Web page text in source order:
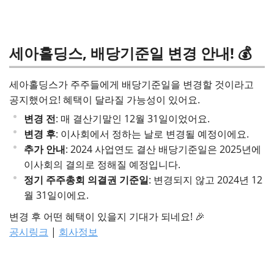
세아홀딩스, 배당기준일 변경 안내! 💰
세아홀딩스가 주주들에게 배당기준일을 변경할 것이라고
공지했어요! 혜택이 달라질 가능성이 있어요.
변경 전: 매 결산기말인 12월 31일이었어요.
변경 후: 이사회에서 정하는 날로 변경될 예정이에요.
추가 안내: 2024 사업연도 결산 배당기준일은 2025년에
이사회의 결의로 정해질 예정입니다.
정기 주주총회 의결권 기준일: 변경되지 않고 2024년 12
월 31일이에요.
변경 후 어떤 혜택이 있을지 기대가 되네요! 🎉
공시링크 | 회사정보